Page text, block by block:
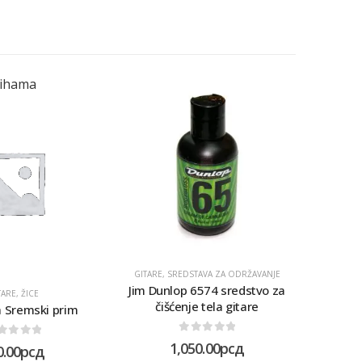
, ŽICE
Sremski prim
рсд
GITARE, SREDSTAVA ZA ODRŽAVANJE
Jim Dunlop 6574 sredstvo za
čišćenje tela gitare
1,050.00рсд